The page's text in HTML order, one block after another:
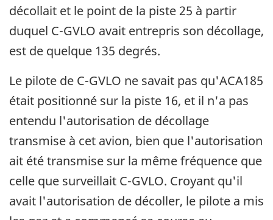
décollait et le point de la piste 25 à partir
duquel C-GVLO avait entrepris son décollage,
est de quelque 135 degrés.
Le pilote de C-GVLO ne savait pas qu'ACA185
était positionné sur la piste 16, et il n'a pas
entendu l'autorisation de décollage
transmise à cet avion, bien que l'autorisation
ait été transmise sur la même fréquence que
celle que surveillait C-GVLO. Croyant qu'il
avait l'autorisation de décoller, le pilote a mis